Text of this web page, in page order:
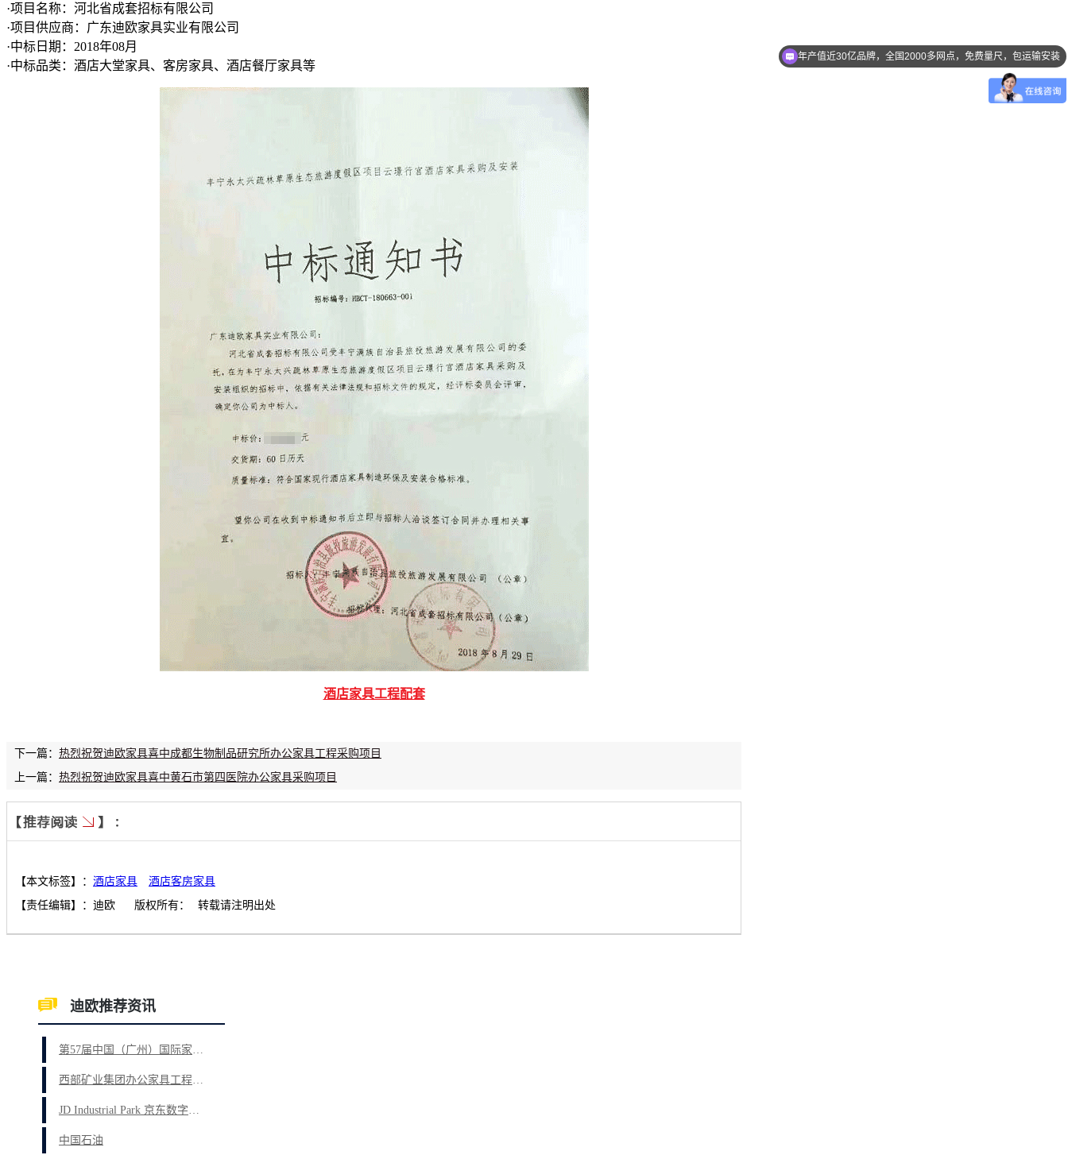
·项目名称：河北省成套招标有限公司
·项目供应商：广东迪欧家具实业有限公司
·中标日期：2018年08月
·中标品类：酒店大堂家具、客房家具、酒店餐厅家具等
酒店家具工程配套
下一篇： 热烈祝贺迪欧家具喜中成都生物制品研究所办公家具工程采购项目
上一篇： 热烈祝贺迪欧家具喜中黄石市第四医院办公家具采购项目
【本文标签】： 酒店家具
酒店客房家具
【责任编辑】： 迪欧 版权所有： 转载请注明出处
迪欧推荐资讯
第57届中国（广州）国际家具博览会CIFF第二天，迪欧S热度持续升温
西部矿业集团办公家具工程案例
JD Industrial Park 京东数字经济产业园家具项目
中国石油
年产值近30亿品牌，全国2000多网点，免费量尺，包运输安装